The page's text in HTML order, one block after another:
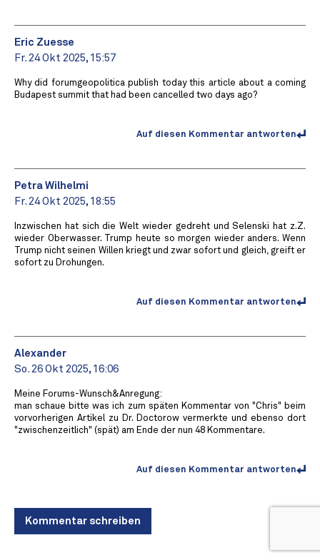
Eric Zuesse
Fr. 24 Okt 2025, 15:57
Why did forumgeopolitica publish today this article about a coming
Budapest summit that had been cancelled two days ago?
Auf diesen Kommentar antworten
Petra Wilhelmi
Fr. 24 Okt 2025, 18:55
Inzwischen hat sich die Welt wieder gedreht und Selenski hat z.Z.
wieder Oberwasser. Trump heute so morgen wieder anders. Wenn
Trump nicht seinen Willen kriegt und zwar sofort und gleich, greift er
sofort zu Drohungen.
Auf diesen Kommentar antworten
Alexander
So. 26 Okt 2025, 16:06
Meine Forums-Wunsch&Anregung:
man schaue bitte was ich zum späten Kommentar von "Chris" beim
vorvorherigen Artikel zu Dr. Doctorow vermerkte und ebenso dort
"zwischenzeitlich" (spät) am Ende der nun 48 Kommentare.
Auf diesen Kommentar antworten
Kommentar schreiben